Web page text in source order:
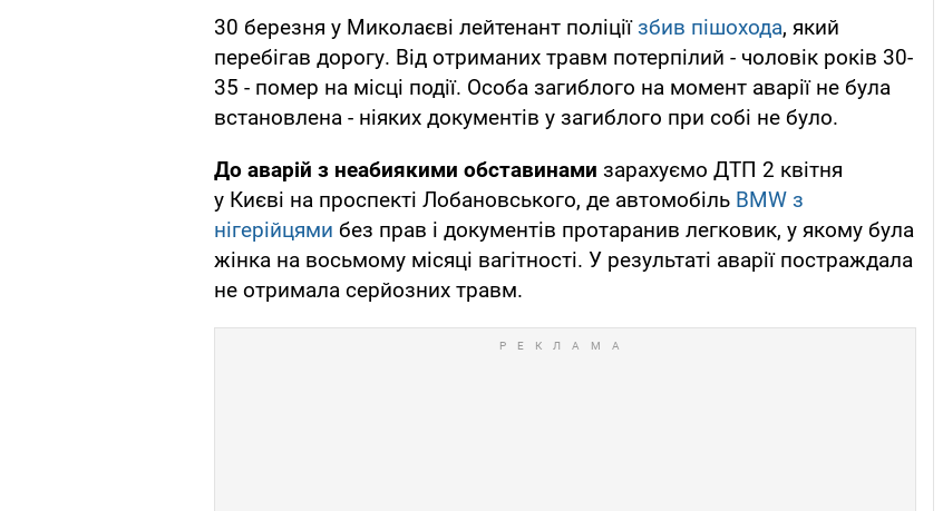
30 березня у Миколаєві лейтенант поліціїзбив пішохода, який
перебігав дорогу. Від отриманих травм потерпілий - чоловік років 30-
35 - помер на місці події. Особа загиблого на момент аварії не була
встановлена - ніяких документів у загиблого при собі не було.
До аварій з неабиякими обставинами зарахуємо ДТП 2 квітня
у Києві на проспекті Лобановського, де автомобіль BMW з
нігерійцями без прав і документів протаранив легковик, у якому була
жінка на восьмому місяці вагітності. У результаті аварії постраждала
не отримала серйозних травм.